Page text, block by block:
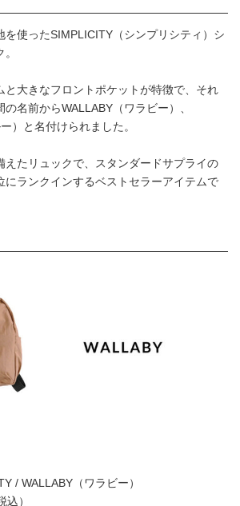
を使ったSIMPLICITY（シンプリシティ）シ
と大きなフロントポケットが特徴で、それ
名前からWALLABY（ワラビー）、
）と名付けられました。
えたリュックで、スタンダードサプライの
にランクインするベストセラーアイテムで
/ WALLABY（ワラビー）
込）